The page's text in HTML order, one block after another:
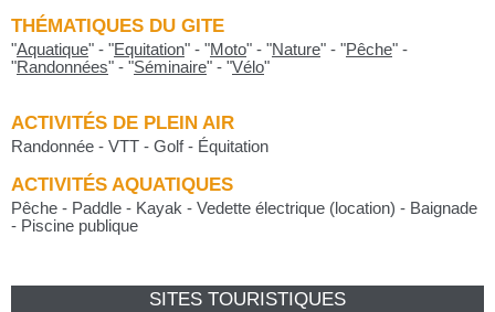
THÉMATIQUES DU GITE
"Aquatique" - "Equitation" - "Moto" - "Nature" - "Pêche" -
"Randonnées" - "Séminaire" - "Vélo"
ACTIVITÉS DE PLEIN AIR
Randonnée - VTT - Golf - Équitation
ACTIVITÉS AQUATIQUES
Pêche - Paddle - Kayak - Vedette électrique (location) - Baignade
- Piscine publique
SITES TOURISTIQUES